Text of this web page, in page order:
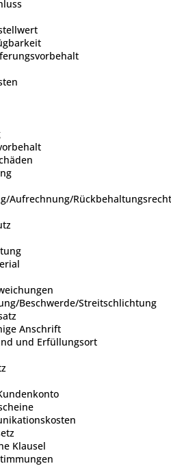
Aufrechnung/Rückbehaltungsrecht
Beschwerde/Streitschlichtung
Anschrift
und Erfüllungsort
Klausel